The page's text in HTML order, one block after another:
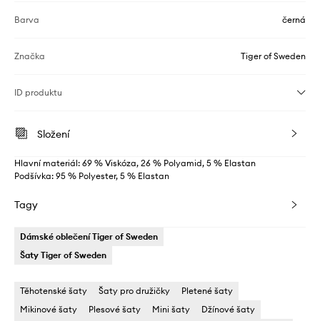
Barva černá
Značka Tiger of Sweden
ID produktu
Složení
Hlavní materiál: 69 % Viskóza, 26 % Polyamid, 5 % Elastan
Podšívka: 95 % Polyester, 5 % Elastan
Tagy
Dámské oblečení Tiger of Sweden
Šaty Tiger of Sweden
Těhotenské šaty Šaty pro družičky
Pletené šaty
Mikinové šaty
Plesové šaty Mini šaty
Džínové šaty